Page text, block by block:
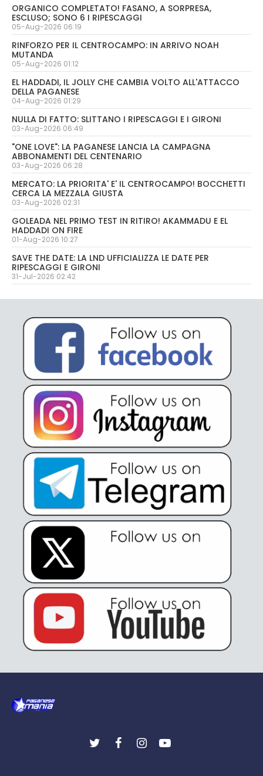
ORGANICO COMPLETATO! FASANO, A SORPRESA,
ESCLUSO; SONO 6 I RIPESCAGGI
05-Aug-2026 06:19
RINFORZO PER IL CENTROCAMPO: IN ARRIVO NOAH
MUTANDA
05-Aug-2026 01:12
EL HADDADI, IL JOLLY CHE CAMBIA VOLTO ALL'ATTACCO
DELLA PAGANESE
04-Aug-2026 01:29
NULLA DI FATTO: SLITTANO I RIPESCAGGI E I GIRONI
03-Aug-2026 06:49
"ONE LOVE": LA PAGANESE LANCIA LA CAMPAGNA
ABBONAMENTI DEL CENTENARIO
03-Aug-2026 06:28
MERCATO: LA PRIORITA' E' IL CENTROCAMPO! BOCCHETTI
CERCA LA MEZZALA GIUSTA
03-Aug-2026 02:31
GOLEADA NEL PRIMO TEST IN RITIRO! AKAMMADU E EL
HADDADI ON FIRE
01-Aug-2026 10:27
SAVE THE DATE: LA LND UFFICIALIZZA LE DATE PER
RIPESCAGGI E GIRONI
31-Jul-2026 02:42